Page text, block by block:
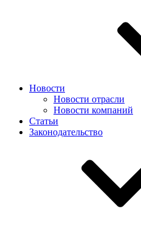
Новости
Новости отрасли
Новости компаний
Статьи
Законодательство